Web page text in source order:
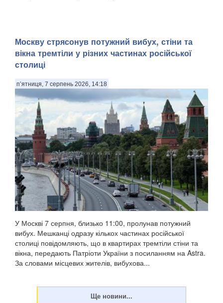
Москву стрясонув потужний вибух, стіни та
вікна тремтіли у різних частинах російської
столиці
п’ятниця, 7 серпень 2026, 14:18
У Москві 7 серпня, близько 11:00, пролунав потужний
вибух. Мешканці одразу кількох частинах російської
столиці повідомляють, що в квартирах тремтіли стіни та
вікна, передають Патріоти України з посиланням на Astra.
За словами місцевих жителів, вибухова...